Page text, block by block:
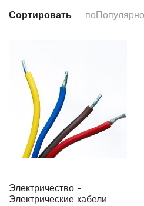
Сортировать
Электричество -
Электрические кабели